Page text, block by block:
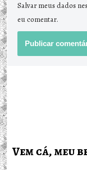
Salvar meus dados
eu comentar.
Vem cá, meu